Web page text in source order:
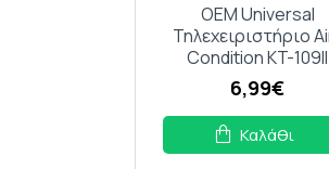
OEM Universal
Τηλεχειριστήριο
Condition KT-109II
6,99€
Καλάθι